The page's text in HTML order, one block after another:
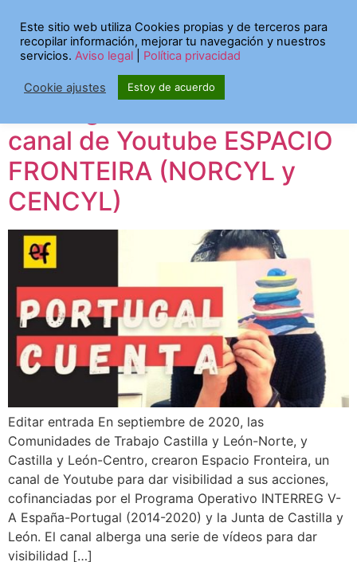
Etiqueta:
videocuentos
“Portugal Cuenta” en el
canal de Youtube ESPACIO
FRONTEIRA (NORCYL y
CENCYL)
Editar entrada En septiembre de 2020, las
Comunidades de Trabajo Castilla y León-Norte, y
Castilla y León-Centro, crearon Espacio Fronteira, un
canal de Youtube para dar visibilidad a sus acciones,
cofinanciadas por el Programa Operativo INTERREG V-
A España-Portugal (2014-2020) y la Junta de Castilla y
León. El canal alberga una serie de vídeos para dar
visibilidad […]
Este sitio web utiliza Cookies propias y de terceros para
recopilar información, mejorar tu navegación y nuestros
servicios. Aviso legal Política privacidad
Cookie ajustes Estoy de acuerdo